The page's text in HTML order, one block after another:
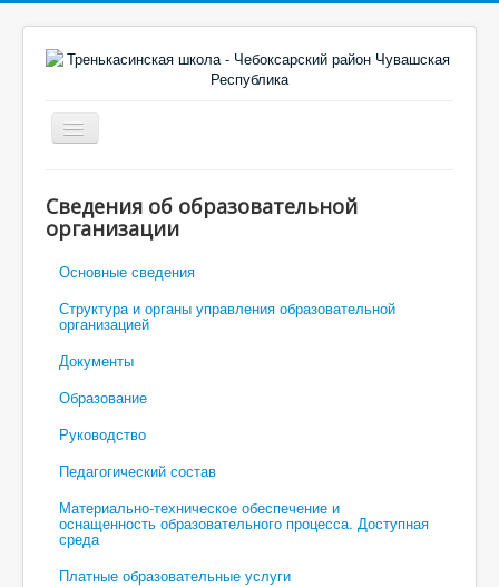
Включить/
выключить
Новости
Электронный дневник
Моя школа
Сведения об образовательной
организации
Основные сведения
Структура и органы управления образовательной
организацией
Документы
Образование
Руководство
Педагогический состав
Материально-техническое обеспечение и
оснащенность образовательного процесса. Доступная
среда
Платные образовательные услуги